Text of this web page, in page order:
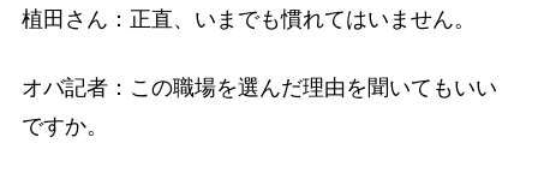
植田さん：正直、いまでも慣れてはいません。
オバ記者：この職場を選んだ理由を聞いてもいい
ですか。